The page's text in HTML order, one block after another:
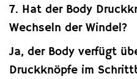
7. Hat der Body
Wechseln der Windel?
Ja, der Body verfügt
Druckknöpfe im